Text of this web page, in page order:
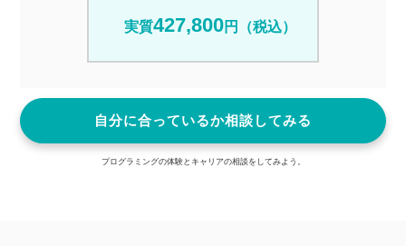
実質427,800円（税込）
自分に合っているか相談してみる
プログラミングの体験とキャリアの相談をしてみよう。